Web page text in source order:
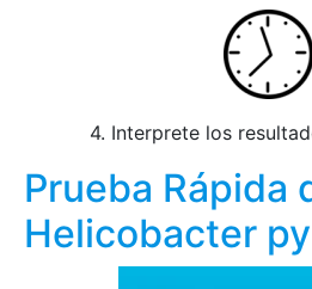
4. Interprete los
Prueba Rápida
Helicobacter